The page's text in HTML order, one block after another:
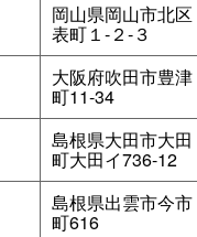
岡山県岡山市北区
表町１‐２‐３
大阪府吹田市豊津
町11‐34
島根県大田市大田
町大田イ736-12
島根県出雲市今市
町616